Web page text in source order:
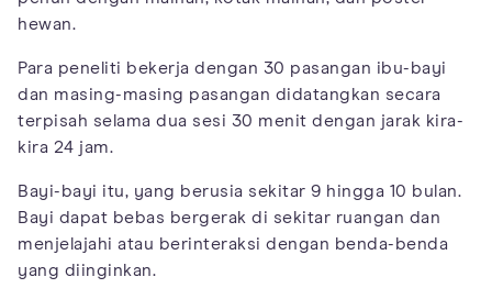
hewan.
Para peneliti bekerja dengan 30 pasangan ibu-bayi
dan masing-masing pasangan didatangkan secara
terpisah selama dua sesi 30 menit dengan jarak kira-
kira 24 jam.
Bayi-bayi itu, yang berusia sekitar 9 hingga 10 bulan.
Bayi dapat bebas bergerak di sekitar ruangan dan
menjelajahi atau berinteraksi dengan benda-benda
yang diinginkan.